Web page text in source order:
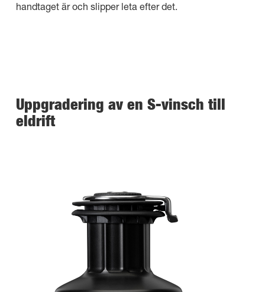
handtaget är och slipper leta efter det.
Uppgradering av en S-vinsch till
eldrift